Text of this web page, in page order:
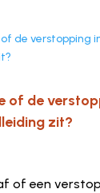
of de
zit?
of een